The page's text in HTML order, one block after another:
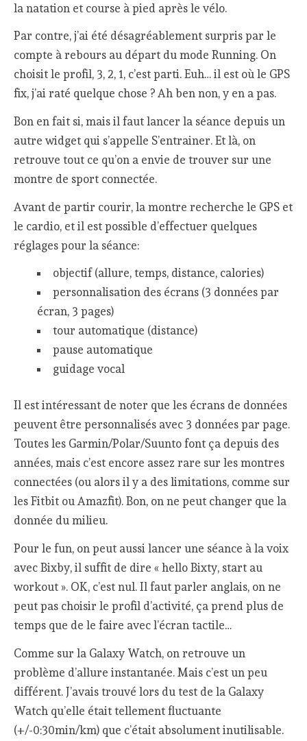
la natation et course à pied après le vélo.
Par contre, j’ai été désagréablement surpris par le
compte à rebours au départ du mode Running. On
choisit le profil, 3, 2, 1, c’est parti. Euh… il est où le GPS
fix, j’ai raté quelque chose ? Ah ben non, y en a pas.
Bon en fait si, mais il faut lancer la séance depuis un
autre widget qui s’appelle S’entrainer. Et là, on
retrouve tout ce qu’on a envie de trouver sur une
montre de sport connectée.
Avant de partir courir, la montre recherche le GPS et
le cardio, et il est possible d’effectuer quelques
réglages pour la séance:
objectif (allure, temps, distance, calories)
personnalisation des écrans (3 données par
écran, 3 pages)
tour automatique (distance)
pause automatique
guidage vocal
Il est intéressant de noter que les écrans de données
peuvent être personnalisés avec 3 données par page.
Toutes les Garmin/Polar/Suunto font ça depuis des
années, mais c’est encore assez rare sur les montres
connectées (ou alors il y a des limitations, comme sur
les Fitbit ou Amazfit). Bon, on ne peut changer que la
donnée du milieu.
Pour le fun, on peut aussi lancer une séance à la voix
avec Bixby, il suffit de dire « hello Bixty, start au
workout ». OK, c’est nul. Il faut parler anglais, on ne
peut pas choisir le profil d’activité, ça prend plus de
temps que de le faire avec l’écran tactile…
Comme sur la Galaxy Watch, on retrouve un
problème d’allure instantanée. Mais c’est un peu
différent. J’avais trouvé lors du test de la Galaxy
Watch qu’elle était tellement fluctuante
(+/-0:30min/km) que c’était absolument inutilisable.